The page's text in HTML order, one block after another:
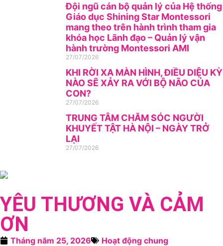
Đội ngũ cán bộ quản lý của Hệ thống
Giáo dục Shining Star Montessori
mang theo trên hành trình tham gia
khóa học Lãnh đạo – Quản lý vận
hành trường Montessori AMI
27/07/2026
KHI RỜI XA MÀN HÌNH, ĐIỀU DIỆU KỲ
NÀO SẼ XẢY RA VỚI BỘ NÃO CỦA
CON?
27/07/2026
TRUNG TÂM CHĂM SÓC NGƯỜI
KHUYẾT TẬT HÀ NỘI – NGÀY TRỞ
LẠI
27/07/2026
YÊU THƯƠNG VÀ CẢM
ƠN
Tháng năm 25, 2026 Hoạt động chung